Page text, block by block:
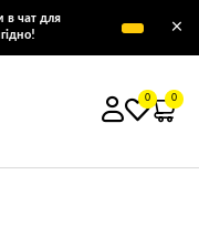
в чат для
×
0 0